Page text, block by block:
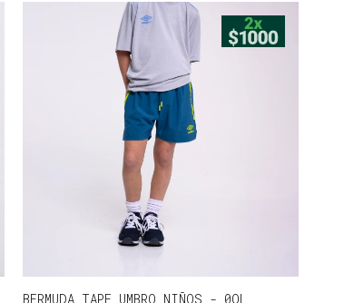
BERMUDA TAPE UMBRO NIÑOS - 0OL